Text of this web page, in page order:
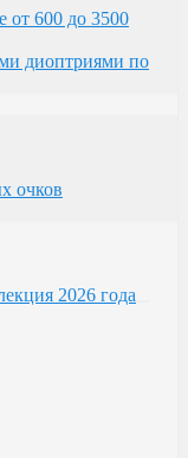
от 600 до 3500
диоптриями по
очков
2026 года